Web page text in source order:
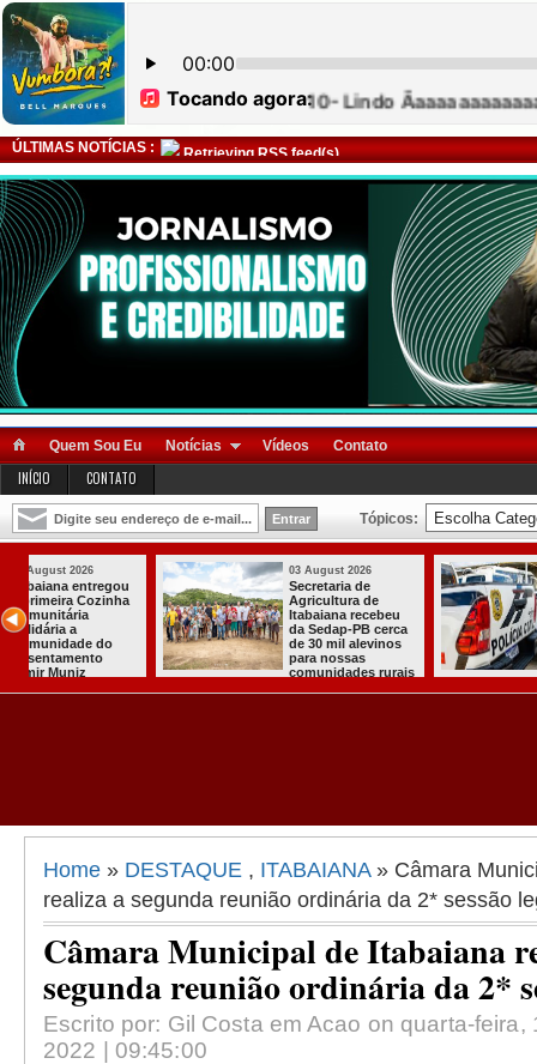
ÚLTIMAS NOTÍCIAS : Retrieving RSS feed(s)
Quem Sou Eu Notícias Vídeos Contato
INÍCIO CONTATO
Tópicos:
03 August 2026
Mulher em aparente
surto esfaqueia a
própria mãe em
João Pessoa
03 August 2026
PT oficializa
candidatura
para
quarto
presidente
Home » DESTAQUE , ITABAIANA» Câmara
realiza a segunda reunião ordinária da 2* sessão
Câmara Municipal de Itabaiana
segunda reunião ordinária da 2*
Escrito por: Gil Costa em Acao on quarta-feira,
2022 | 09:45:00